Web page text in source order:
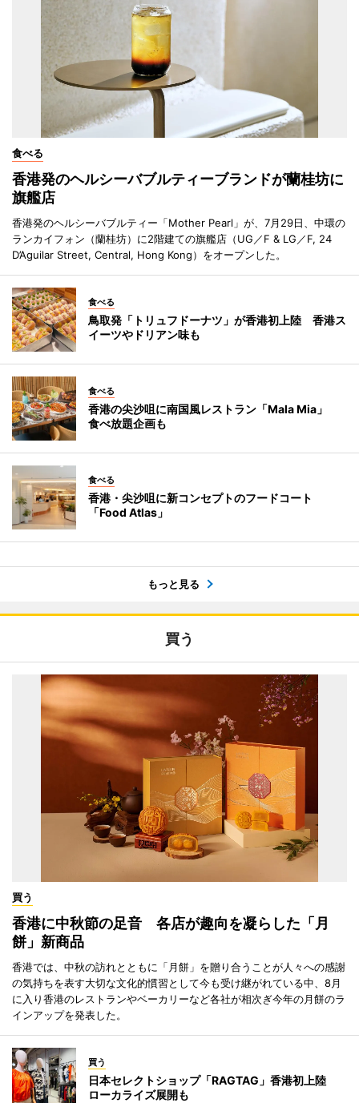
食べる
香港発のヘルシーバブルティーブランドが蘭桂坊に
旗艦店
香港発のヘルシーバブルティー「Mother Pearl」が、7月29日、中環の
ランカイフォン（蘭桂坊）に2階建ての旗艦店（UG／F & LG／F, 24
D’Aguilar Street, Central, Hong Kong）をオープンした。
食べる
鳥取発「トリュフドーナツ」が香港初上陸 香港ス
イーツやドリアン味も
食べる
香港の尖沙咀に南国風レストラン「Mala Mia」
食べ放題企画も
食べる
香港・尖沙咀に新コンセプトのフードコート
「Food Atlas」
もっと見る
買う
買う
香港に中秋節の足音 各店が趣向を凝らした「月
餅」新商品
香港では、中秋の訪れとともに「月餅」を贈り合うことが人々への感謝
の気持ちを表す大切な文化的慣習として今も受け継がれている中、8月
に入り香港のレストランやベーカリーなど各社が相次ぎ今年の月餅のラ
インアップを発表した。
買う
日本セレクトショップ「RAGTAG」香港初上陸
ローカライズ展開も